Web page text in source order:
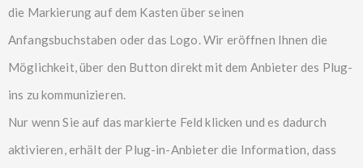
die Markierung auf dem Kasten über seinen
Anfangsbuchstaben oder das Logo. Wir eröffnen Ihnen die
Möglichkeit, über den Button direkt mit dem Anbieter des Plug-
ins zu kommunizieren.
Nur wenn Sie auf das markierte Feld klicken und es dadurch
aktivieren, erhält der Plug-in-Anbieter die Information, dass